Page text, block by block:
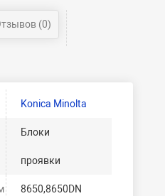
(0)
Konica Minolta
Блоки
проявки
8650,8650DN